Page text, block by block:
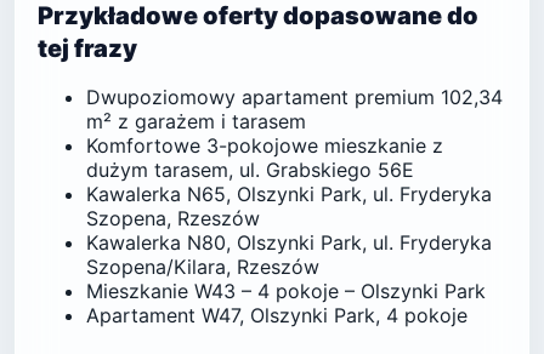
Przykładowe oferty dopasowane do
tej frazy
Dwupoziomowy apartament premium 102,34
m² z garażem i tarasem
Komfortowe 3-pokojowe mieszkanie z
dużym tarasem, ul. Grabskiego 56E
Kawalerka N65, Olszynki Park, ul. Fryderyka
Szopena, Rzeszów
Kawalerka N80, Olszynki Park, ul. Fryderyka
Szopena/Kilara, Rzeszów
Mieszkanie W43 – 4 pokoje – Olszynki Park
Apartament W47, Olszynki Park, 4 pokoje